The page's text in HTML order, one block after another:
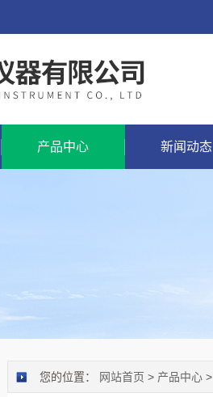
产品中心 新闻动态
您的位置： 网站首页 > 产品中心 >